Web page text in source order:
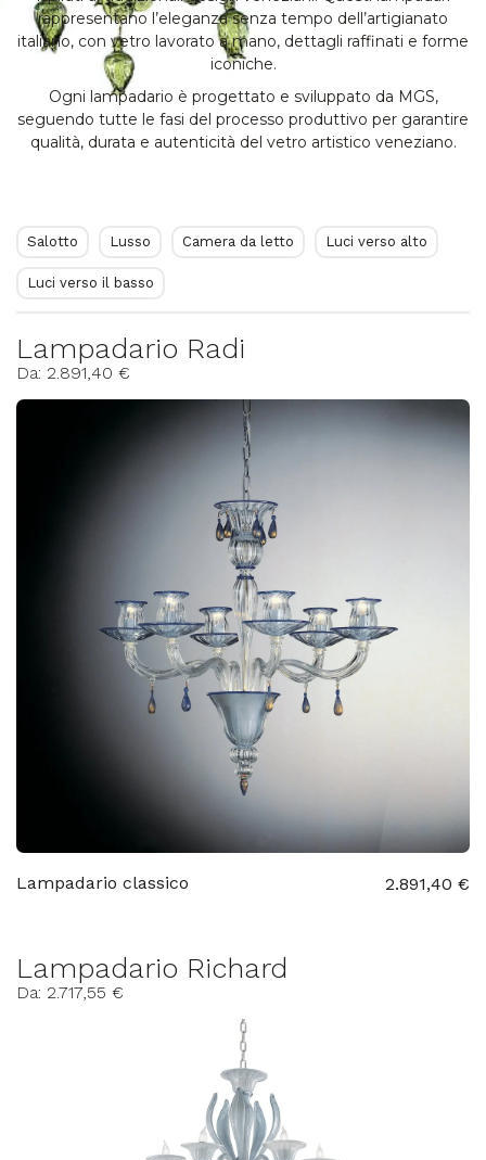
rappresentano l’eleganza senza tempo dell’artigianato
italiano, con vetro lavorato a mano, dettagli raffinati e forme
iconiche.
Ogni lampadario è progettato e sviluppato da MGS,
seguendo tutte le fasi del processo produttivo per garantire
qualità, durata e autenticità del vetro artistico veneziano.
Salotto Lusso Camera da letto Luci verso alto
Luci verso il basso
Lampadario Radi
Da: 2.891,40 €
Lampadario classico 2.891,40 €
Lampadario Richard
Da: 2.717,55 €